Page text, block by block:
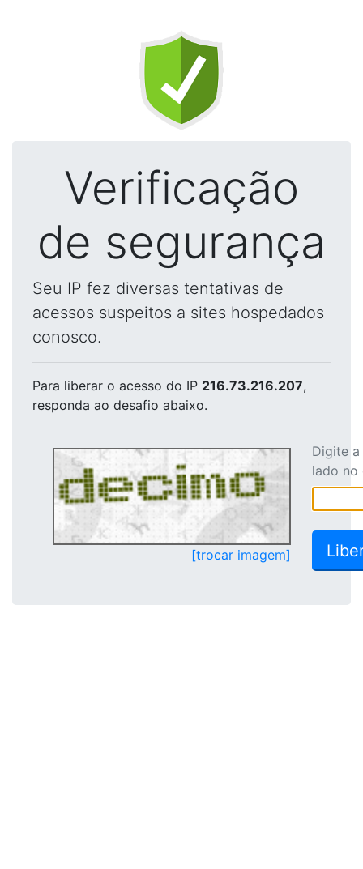
Verificação
de segurança
Seu IP fez diversas tentativas de
acessos suspeitos a sites hospedados
conosco.
Para liberar o acesso do IP 216.73.216.207,
responda ao desafio abaixo.
[trocar imagem]
Digite
lado no